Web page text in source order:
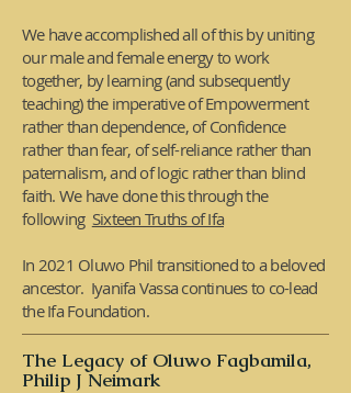
We have accomplished all of this by uniting
our male and female energy to work
together, by learning (and subsequently
teaching) the imperative of Empowerment
rather than dependence, of Confidence
rather than fear, of self-reliance rather than
paternalism, and of logic rather than blind
faith. We have done this through the
following Sixteen Truths of Ifa
In 2021 Oluwo Phil transitioned to a beloved
ancestor. Iyanifa Vassa continues to co-lead
the Ifa Foundation.
The Legacy of Oluwo Fagbamila,
Philip J Neimark